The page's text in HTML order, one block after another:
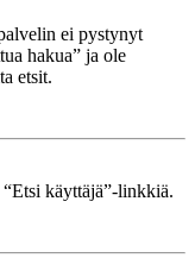
ei pystynyt
hakua” ja ole
etsit.
käyttäjä”-linkkiä.